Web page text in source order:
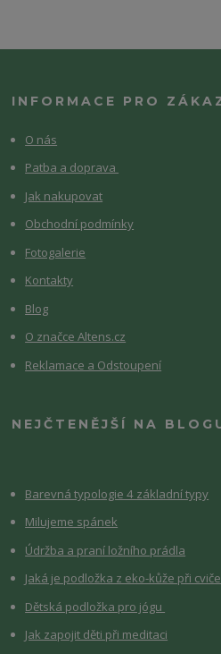
INFORMACE PRO
O nás
Patba a doprava
Jak nakupovat
Obchodní podmínky
Fotogalerie
Kontakty
Blog
O značce Altens.cz
Reklamace a Odstoupení
NEJČTENĚJŠÍ NA
Barevná typologie 4 základní typy
Milujeme spánek
Údržba a praní ložního prádla
Jaká je podložka z eko-kůže při
Dětská podložka pro jógu
Jak zapojit děti při meditaci